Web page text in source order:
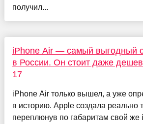
получил...
iPhone Air — самый выгодный
в России. Он стоит даже
17
iPhone Air только вышел, а уже
в историю. Apple создала реально
переплюнув по габаритам свой же